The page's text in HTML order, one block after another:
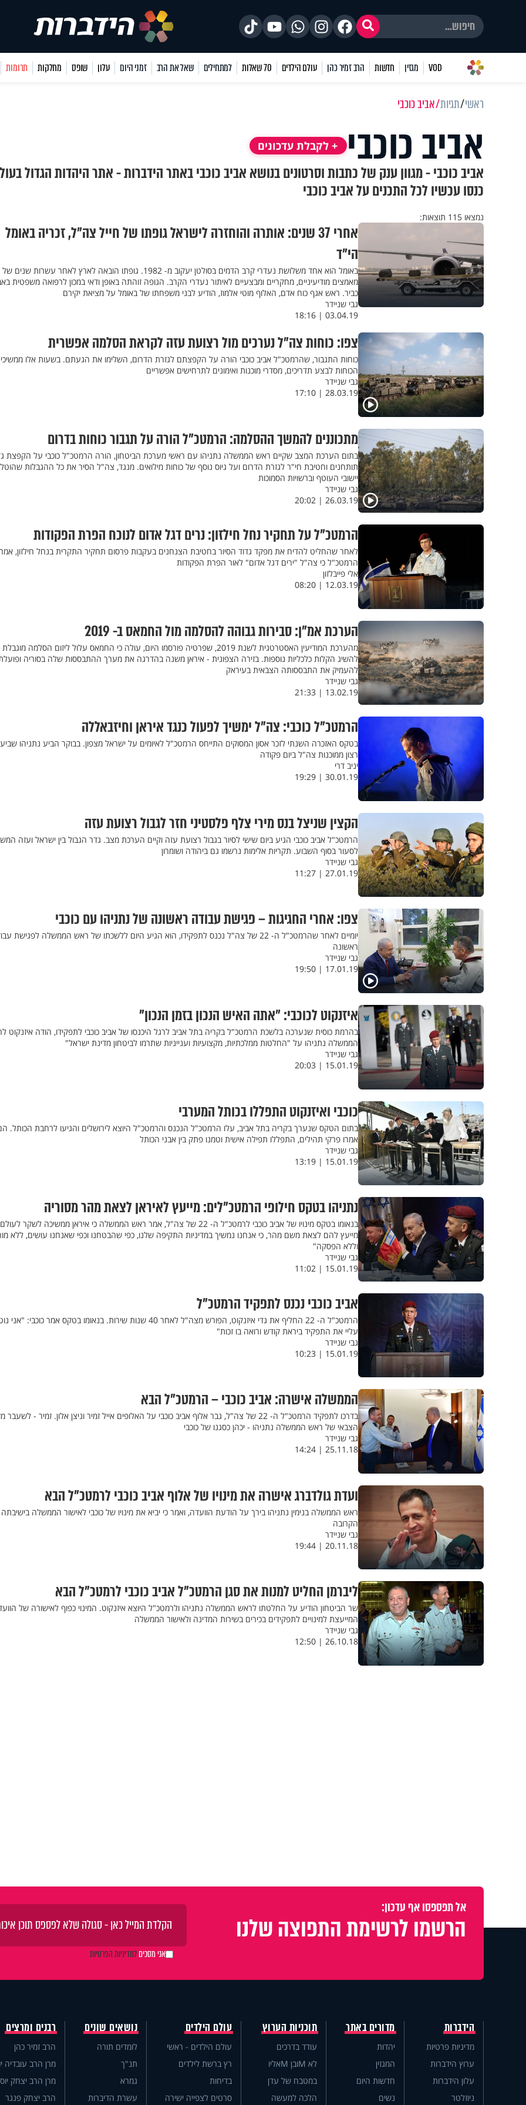
VOD מגזין חדשות הרב זמיר כהן עולם הילדים 70 שאלות למתחילים שאל את הרב זמני היום עלון שופס מחלקות תרומות
ראשי תגיות אביב כוכבי
אביב כוכבי + לקבלת עדכונים
אביב כוכבי - מגוון ענק של כתבות וסרטונים בנושא אביב כוכבי באתר הידברות - אתר היהדות הגדול
כנסו עכשיו לכל התכנים על אביב כוכבי
נמצאו 115 תוצאות:
אחרי 37 שנים: אותרה והוחזרה לישראל גופתו של חייל צה"ל, זכריה באומל
הי"ד
באומל הוא אחד משלושת נעדרי קרב הדמים בסולטן יעקוב מ- 1982. גופתו הובאה לארץ לאחר עשרות שנים של
מאמצים מודיעיניים, מחקריים ומבצעיים לאיתור נעדרי הקרב. הגופה זוהתה באופן ודאי במכון לרפואה משפטית
כביר. ראש אגף כוח אדם, האלוף מוטי אלמוז, הודיע לבני משפחתו של באומל על מציאת יקירם
גבי שניידר
03.04.19 | 18:16
צפו: כוחות צה"ל נערכים מול רצועת עזה לקראת הסלמה אפשרית
כוחות התגבור, שהרמטכ"ל אביב כוכבי הורה על הקפצתם לגזרת הדרום, השלימו את הגעתם. בשעות אלו
הכוחות לבצע תדריכים, מסדרי מוכנות ואימונים לתרחישים אפשריים
גבי שניידר
28.03.19 | 17:10
מתכוננים להמשך ההסלמה: הרמטכ"ל הורה על תגבור כוחות בדרום
בתום הערכת המצב שקיים ראש הממשלה נתניהו עם ראשי מערכת הביטחון, הורה הרמטכ"ל כוכבי על הקפצת
תותחנים וחטיבת חי"ר לגזרת הדרום ועל גיוס נוסף של כוחות מילואים. מנגד, צה"ל הסיר את כל ההגבלות
יישובי העוטף וברשויות הסמוכות
גבי שניידר
26.03.19 | 20:02
הרמטכ"ל על תחקיר נחל חילזון: נרים דגל אדום לנוכח הפרת הפקודות
לאחר שהחליט להדיח את מפקד גדוד הסיור בחטיבת הצנחנים בעקבות פרסום תחקיר התקרית בנחל חילזון, אמר
הרמטכ"ל כי צה"ל "ירים דגל אדום" לאור הפרת הפקודות
אלי פייבלזון
12.03.19 | 08:20
הערכת אמ"ן: סבירות גבוהה להסלמה מול החמאס ב- 2019
מהערכת המודיעין האסטרטגית לשנת 2019, שפרטיה פורסמו היום, עולה כי החמאס עלול ליזום הסלמה
להשיג הקלות כלכליות נוספות. בזירה הצפונית - איראן משנה בהדרגה את מערך ההתבססות שלה בסוריה
להעמיק את התבססותה הצבאית בעיראק
גבי שניידר
13.02.19 | 21:33
הרמטכ"ל כוכבי: צה"ל ימשיך לפעול כנגד איראן וחיזבאללה
בטקס האזכרה השנתי לזכר אסון המסוקים התייחס הרמטכ"ל לאיומים על ישראל מצפון. בבוקר הביע נתניהו
רצון ממוכנות צה"ל ביום פקודה
יניב דרי
30.01.19 | 19:29
הקצין שניצל בנס מירי צלף פלסטיני חזר לגבול רצועת עזה
הרמטכ"ל אביב כוכבי הגיע ביום שישי לסיור בגבול רצועת עזה וקיים הערכת מצב. גדר הגבול בין ישראל ועזה
לסעור בסוף השבוע. תקריות אלימות נרשמו גם ביהודה ושומרון
גבי שניידר
27.01.19 | 11:27
צפו: אחרי החגיגות – פגישת עבודה ראשונה של נתניהו עם כוכבי
יומיים לאחר שהרמטכ"ל ה- 22 של צה"ל נכנס לתפקידו, הוא הגיע היום ללשכתו של ראש הממשלה לפגישת
ראשונה
גבי שניידר
17.01.19 | 19:50
איזנקוט לכוכבי: "אתה האיש הנכון בזמן הנכון"
בהרמת כוסית שנערכה בלשכת הרמטכ"ל בקריה בתל אביב לרגל היכנסו של אביב כוכבי לתפקידו, הודה איזנקוט
הממשלה נתניהו על "החלטות ממלכתיות, מקצועיות וענייניות שתרמו לביטחון מדינת ישראל"
גבי שניידר
15.01.19 | 20:03
כוכבי ואיזנקוט התפללו בכותל המערבי
בתום הטקס שנערך בקריה בתל אביב, עלו הרמטכ"ל הנכנס והרמטכ"ל היוצא לירושלים והגיעו לרחבת הכותל.
אמרו פרקי תהילים, התפללו תפילה אישית וטמנו פתק בין אבני הכותל
גבי שניידר
15.01.19 | 13:19
נתניהו בטקס חילופי הרמטכ"לים: מייעץ לאיראן לצאת מהר מסוריה
בנאומו בטקס מינויו של אביב כוכבי לרמטכ"ל ה- 22 של צה"ל, אמר ראש הממשלה כי איראן ממשיכה לשקר
מייעץ להם לצאת משם מהר, כי אנחנו נמשיך במדיניות התקיפה שלנו, כפי שהבטחנו וכפי שאנחנו עושים, ללא
וללא הפסקה"
גבי שניידר
15.01.19 | 11:02
אביב כוכבי נכנס לתפקיד הרמטכ"ל
הרמטכ"ל ה- 22 החליף את גדי איזנקוט, הפורש מצה"ל לאחר 40 שנות שירות. בנאומו בטקס אמר כוכבי: "אני
עליי את התפקיד ביראת קודש ורואה בו זכות"
גבי שניידר
15.01.19 | 10:23
הממשלה אישרה: אביב כוכבי – הרמטכ"ל הבא
בדרכו לתפקיד הרמטכ"ל ה- 22 של צה"ל, גבר אלוף אביב כוכבי על האלופים אייל זמיר וניצן אלון. זמיר - לשעבר
הצבאי של ראש הממשלה נתניהו - יכהן כסגנו של כוכבי
גבי שניידר
25.11.18 | 14:24
ועדת גולדברג אישרה את מינויו של אלוף אביב כוכבי לרמטכ"ל הבא
ראש הממשלה בנימין נתניהו בירך על הודעת הוועדה, ואמר כי יביא את מינויו של כוכבי לאישור הממשלה בישיבתה
הקרובה
גבי שניידר
20.11.18 | 19:44
ליברמן החליט למנות את סגן הרמטכ"ל אביב כוכבי לרמטכ"ל הבא
שר הביטחון הודיע על החלטתו לראש הממשלה נתניהו ולרמטכ"ל היוצא איזנקוט. המינוי כפוף לאישורה של
המייעצת למינויים לתפקידים בכירים בשירות המדינה ולאישור הממשלה
גבי שניידר
26.10.18 | 12:50
אל תפספסו אף עדכון:
הרשמו לרשימת התפוצה שלנו
אני מסכיםלמדיניות הפרטיות
הידברות
מדיניות פרטיות
ערוץ הידברות
עלון הידברות
ניוזלטר
מדורים באתר
יהדות
המגזין
חדשות היום
נשים
תוכניות הערוץ
עודד בדרכים
לא Mובן Mאליו
במטבח של עדן
הלכה למעשה
עולם הילדים
עולם הילדים - ראשי
רץ ברשת לילדים
בדיחות
סרטים לצפייה ישירה
נושאים שונים
לומדים תורה
תנ"ך
גמרא
עשרת הדיברות
רבנים ומרצים
הרב זמיר כהן
מרן הרב עובדיה
מרן הרב יצחק
הרב יצחק פנגר